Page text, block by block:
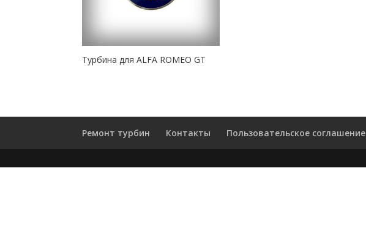
Турбина для ALFA ROMEO GT
Ремонт турбин Контакты Пользовательское соглашение